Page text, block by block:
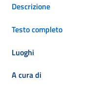
Descrizione
Testo completo
Luoghi
A cura di